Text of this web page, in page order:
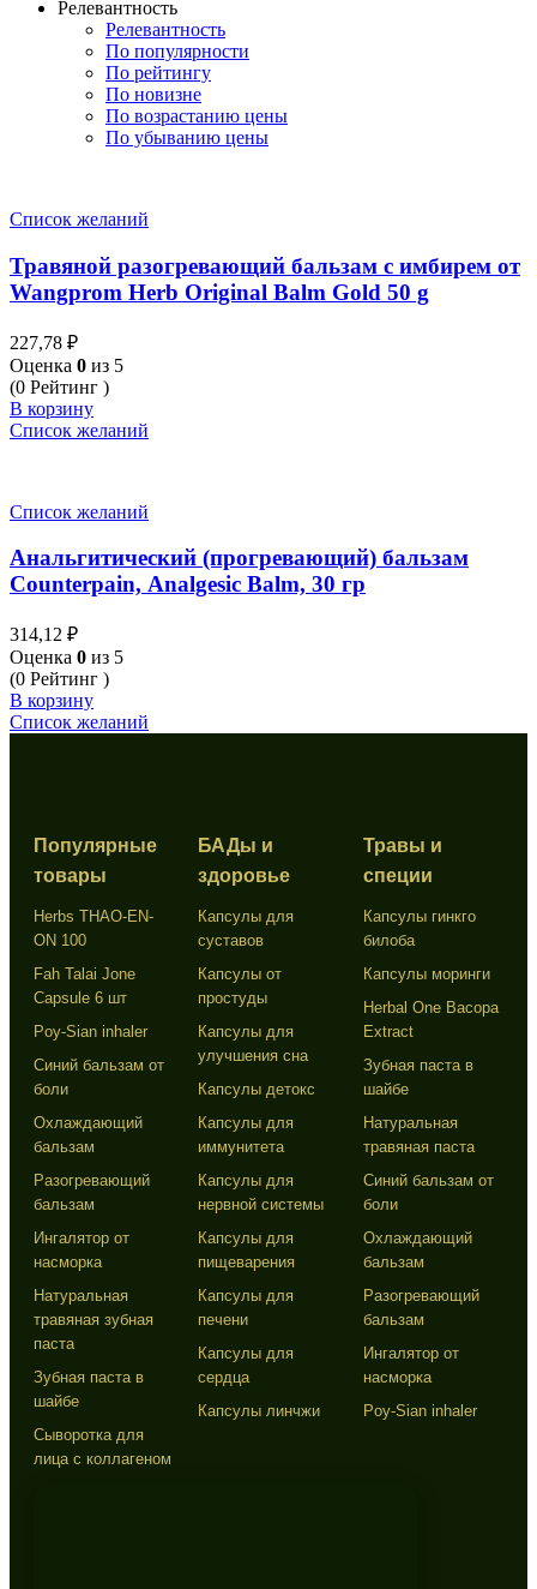
Релевантность
Релевантность
По популярности
По рейтингу
По новизне
По возрастанию цены
По убыванию цены
Список желаний
Травяной разогревающий бальзам с имбирем от
Wangprom Herb Original Balm Gold 50 g
227,78 ₽
Оценка 0 из 5
(0 Рейтинг )
В корзину
Список желаний
Список желаний
Анальгитический (прогревающий) бальзам
Counterpain, Analgesic Balm, 30 гр
314,12 ₽
Оценка 0 из 5
(0 Рейтинг )
В корзину
Список желаний
Популярные
товары
Herbs THAO-EN-
ON 100
Fah Talai Jone
Capsule 6 шт
Poy-Sian inhaler
Синий бальзам от
боли
Охлаждающий
бальзам
Разогревающий
бальзам
Ингалятор от
насморка
Натуральная
травяная зубная
паста
Зубная паста в
шайбе
Сыворотка для
лица с коллагеном
БАДы и
здоровье
Капсулы для
суставов
Капсулы от
простуды
Капсулы для
улучшения сна
Капсулы детокс
Капсулы для
иммунитета
Капсулы для
нервной системы
Капсулы для
пищеварения
Капсулы для
печени
Капсулы для
сердца
Капсулы линчжи
Травы и
специи
Капсулы гинкго
билоба
Капсулы моринги
Herbal One Bacopa
Extract
Зубная паста в
шайбе
Натуральная
травяная паста
Синий бальзам от
боли
Охлаждающий
бальзам
Разогревающий
бальзам
Ингалятор от
насморка
Poy-Sian inhaler